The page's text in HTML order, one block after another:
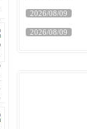
2026/08/09
2026/08/09